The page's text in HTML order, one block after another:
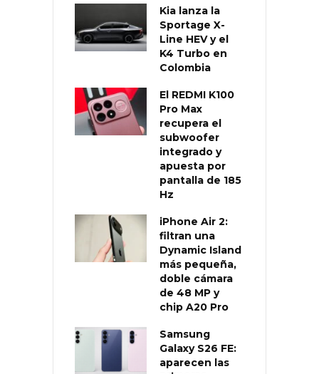
Kia lanza la
Sportage X-
Line HEV y el
K4 Turbo en
Colombia
El REDMI K100
Pro Max
recupera el
subwoofer
integrado y
apuesta por
pantalla de 185
Hz
iPhone Air 2:
filtran una
Dynamic Island
más pequeña,
doble cámara
de 48 MP y
chip A20 Pro
Samsung
Galaxy S26 FE:
aparecen las